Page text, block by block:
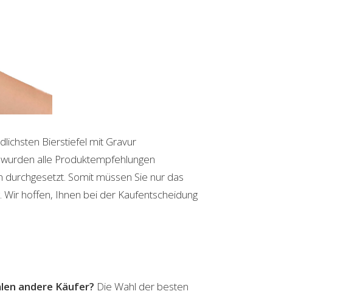
Bierstiefel mit Gravur
alle Produktempfehlungen
Somit müssen Sie nur das
hoffen, Ihnen bei der Kaufentscheidung
andere Käufer? Die Wahl der besten